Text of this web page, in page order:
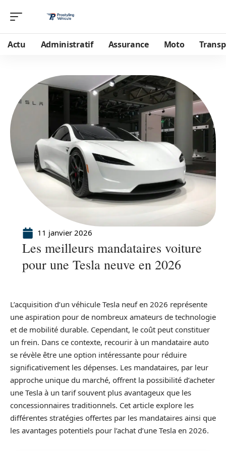
Actu Administratif Assurance Moto
11 janvier 2026
Les meilleurs mandataires voiture
pour une Tesla neuve en 2026
L’acquisition d’un véhicule Tesla neuf en 2026 représente
une aspiration pour de nombreux amateurs de technologie
et de mobilité durable. Cependant, le coût peut constituer
un frein. Dans ce contexte, recourir à un mandataire auto
se révèle être une option intéressante pour réduire
significativement les dépenses. Les mandataires, par leur
approche unique du marché, offrent la possibilité d’acheter
une Tesla à un tarif souvent plus avantageux que les
concessionnaires traditionnels. Cet article explore les
différentes stratégies offertes par les mandataires ainsi que
les avantages potentiels pour l’achat d’une Tesla en 2026.